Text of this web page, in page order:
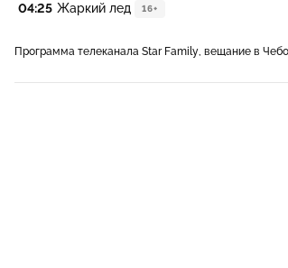
04:25 Жаркий лед 16+
Программа телеканала Star Family, вещание в